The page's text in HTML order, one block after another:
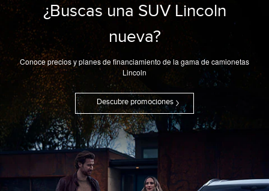
¿Buscas una SUV Lincoln
nueva?
Conoce precios y planes de financiamiento de la gama de camionetas
Lincoln
Descubre promociones